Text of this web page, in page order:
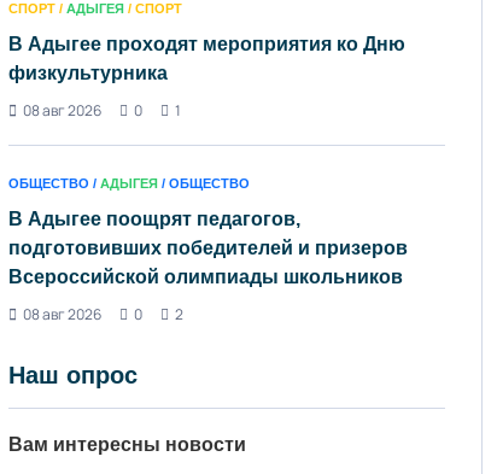
СПОРТ / АДЫГЕЯ / СПОРТ
В Адыгее проходят мероприятия ко Дню
физкультурника
08 авг 2026
0 1
ОБЩЕСТВО / АДЫГЕЯ / ОБЩЕСТВО
В Адыгее поощрят педагогов,
подготовивших победителей и призеров
Всероссийской олимпиады школьников
08 авг 2026
0 2
Наш опрос
Вам интересны новости